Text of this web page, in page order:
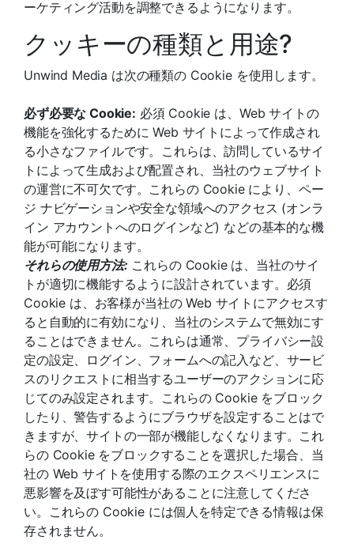
ーケティング活動を調整できるようになります。
クッキーの種類と用途?
Unwind Media は次の種類の Cookie を使用します。
必ず必要な Cookie: 必須 Cookie は、Web サイトの
機能を強化するために Web サイトによって作成され
る小さなファイルです。これらは、訪問しているサイ
トによって生成および配置され、当社のウェブサイト
の運営に不可欠です。これらの Cookie により、ペー
ジ ナビゲーションや安全な領域へのアクセス (オンラ
イン アカウントへのログインなど) などの基本的な機
能が可能になります。
それらの使用方法:これらの Cookie は、当社のサイ
トが適切に機能するように設計されています。必須
Cookie は、お客様が当社の Web サイトにアクセスす
ると自動的に有効になり、当社のシステムで無効にす
ることはできません。これらは通常、プライバシー設
定の設定、ログイン、フォームへの記入など、サービ
スのリクエストに相当するユーザーのアクションに応
じてのみ設定されます。これらの Cookie をブロック
したり、警告するようにブラウザを設定することはで
きますが、サイトの一部が機能しなくなります。これ
らの Cookie をブロックすることを選択した場合、当
社の Web サイトを使用する際のエクスペリエンスに
悪影響を及ぼす可能性があることに注意してくださ
い。これらの Cookie には個人を特定できる情報は保
存されません。